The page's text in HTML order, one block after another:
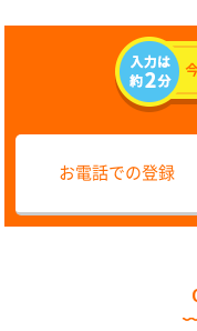
お電話での登録